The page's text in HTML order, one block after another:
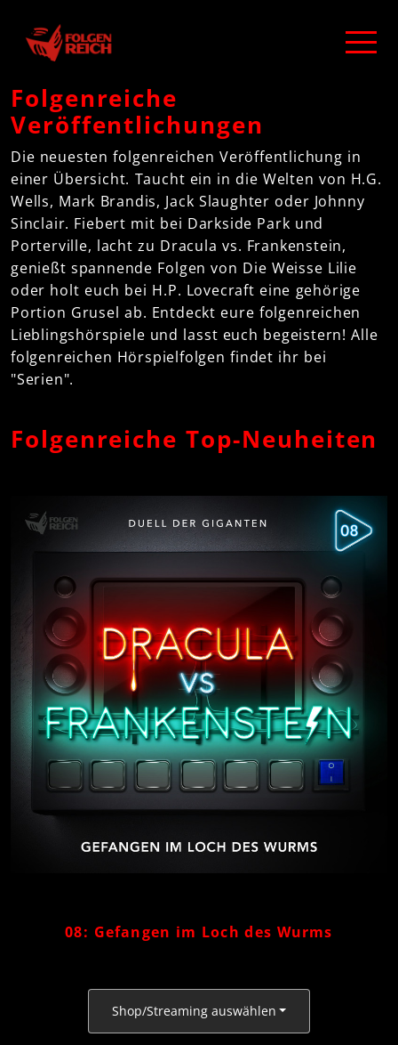
Folgenreiche
Veröffentlichungen
Die neuesten folgenreichen Veröffentlichung in
einer Übersicht. Taucht ein in die Welten von H.G.
Wells, Mark Brandis, Jack Slaughter oder Johnny
Sinclair. Fiebert mit bei Darkside Park und
Porterville, lacht zu Dracula vs. Frankenstein,
genießt spannende Folgen von Die Weisse Lilie
oder holt euch bei H.P. Lovecraft eine gehörige
Portion Grusel ab. Entdeckt eure folgenreichen
Lieblingshörspiele und lasst euch begeistern! Alle
folgenreichen Hörspielfolgen findet ihr bei
"Serien".
Folgenreiche Top-Neuheiten
08: Gefangen im Loch des Wurms
Shop/Streaming auswählen